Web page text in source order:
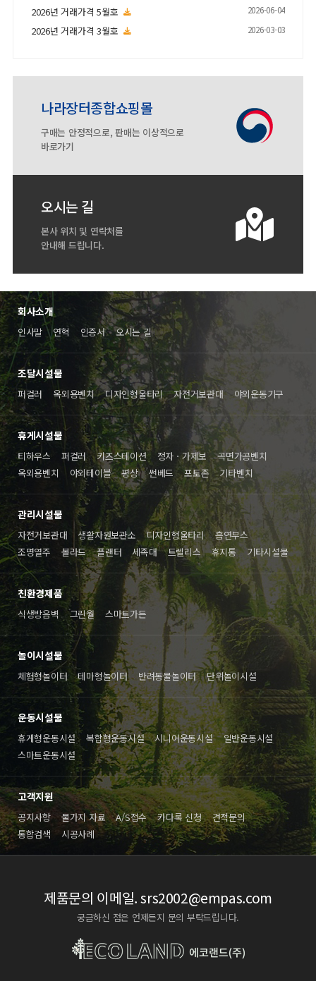
2026년 거래가격 5월호 2026-06-04
2026년 거래가격 3월호 2026-03-03
나라장터종합쇼핑몰
구매는 안정적으로, 판매는 이상적으로
바로가기
오시는 길
본사 위치 및 연락처를
안내해 드립니다.
회사소개
인사말 연혁 인증서 오시는 길
조달시설물
퍼걸러 옥외용벤치 디자인형울타리 자전거보관대 야외운동기구
휴게시설물
티하우스 퍼걸러 키즈스테이션 정자ㆍ가제보
곡면가공벤치
옥외용벤치
야외테이블 평상 썬베드 포토존 기타벤치
관리시설물
자전거보관대 생활자원보관소 디자인형울타리
흡연부스
조명열주
볼라드 플랜터 세족대 트렐리스 휴지통 기타시설물
친환경제품
식생방음벽 그린월 스마트가든
놀이시설물
체험형놀이터 테마형놀이터 반려동물놀이터 단위놀이시설
운동시설물
휴게형운동시설 복합형운동시설 시니어운동시설
일반운동시설
스마트운동시설
고객지원
공지사항 물가지 자료 A/S접수 카다록 신청
견적문의
통합검색
시공사례
제품문의 이메일.srs2002@empas.com
궁금하신 점은 언제든지 문의 부탁드립니다.